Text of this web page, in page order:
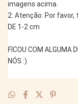
imagens acima.
2: Atenção: Por favor,
DE 1-2 cm
FICOU COM ALGUMA
NÓS :)